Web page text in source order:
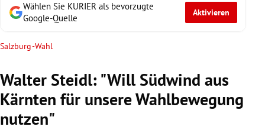
Wählen Sie KURIER als bevorzugte
Google-Quelle
Aktivieren
Salzburg-Wahl
Walter Steidl: "Will Südwind aus
Kärnten für unsere Wahlbewegung
nutzen"